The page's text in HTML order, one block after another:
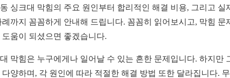
싱크대 막힘의 주요 원인부터 합리적인 해결 비용, 그리고 실
례까지 꼼꼼하게 안내해 드립니다. 꼼꼼히 읽어보시고, 막힘 문
도움이 되셨으면 좋겠습니다.
막힘은 누구에게나 일어날 수 있는 흔한 문제입니다. 하지만
다양하며, 각 원인에 따라 적절한 해결 방법 또한 달라집니다.